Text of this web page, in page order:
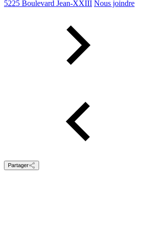
5225 Boulevard Jean-XXIII Nous joindre
Partager